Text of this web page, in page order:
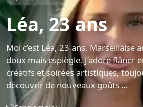
Léa, 23 ans
Moi c’est Léa, 23 ans, Marseillaise
doux mais espiègle. J’adore flâner
créatifs et soirées artistiques,
découvrir de nouveaux goûts …